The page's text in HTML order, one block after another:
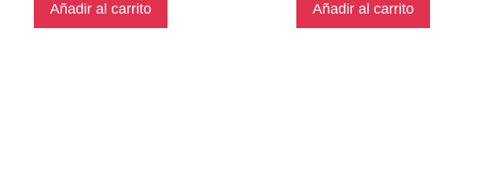
Añadir al carrito Añadir al carrito